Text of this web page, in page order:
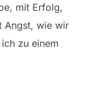
mit Erfolg,
Angst, wie wir
zu einem